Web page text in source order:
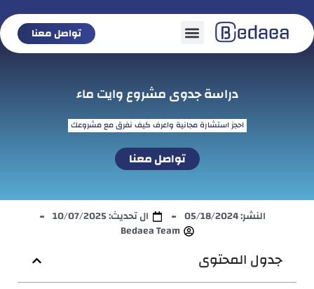
تواصل معنا
دراسة جدوى مشروع وايت ماء
احجز استشارة مجانية واعرف كيف نفرق مع مشروعك
تواصل معنا
النشر:05/18/2024
ال تحديث: 10/07/2025
Bedaea Team
جدول المحتوى